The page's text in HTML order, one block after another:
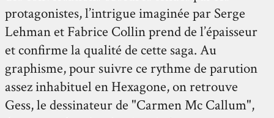
protagonistes, l’intrigue imaginée par Serge
Lehman et Fabrice Collin prend de l’épaisseur
et confirme la qualité de cette saga. Au
graphisme, pour suivre ce rythme de parution
assez inhabituel en Hexagone, on retrouve
Gess, le dessinateur de "Carmen Mc Callum",